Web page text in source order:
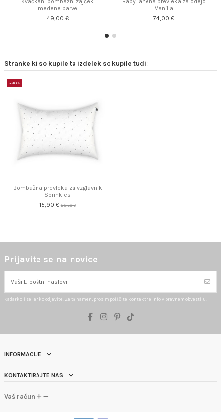
Kvačkani bombažni zajček
medene barve
49,00 €
Baby lanena prevleka za odejo
Vanilla
74,00 €
Stranke ki so kupile ta izdelek so kupile tudi:
−40%
Bombažna prevleka za vzglavnik
Sprinkles
15,90 €26,50 €
Prijavite se na novice
Kadarkoli se lahko odjavite. Za ta namen, prosim poiščite kontaktne info v pravnem obvestilu.
INFORMACIJE
KONTAKTIRAJTE NAS
Vaš račun